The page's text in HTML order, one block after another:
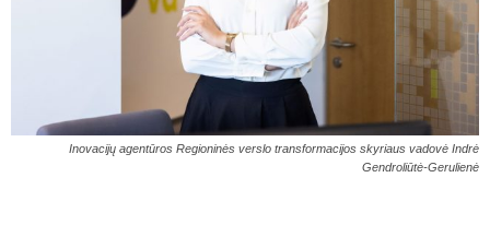
Inovacijų agentūros Regioninės verslo transformacijos skyriaus vadovė Indrė
Gendroliūtė-Gerulienė